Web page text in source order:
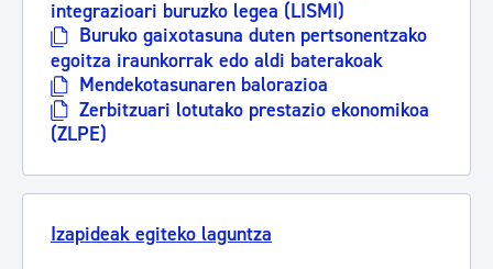
integrazioari buruzko legea (LISMI)
Buruko gaixotasuna duten pertsonentzako
egoitza iraunkorrak edo aldi baterakoak
Mendekotasunaren balorazioa
Zerbitzuari lotutako prestazio ekonomikoa
(ZLPE)
Izapideak egiteko laguntza